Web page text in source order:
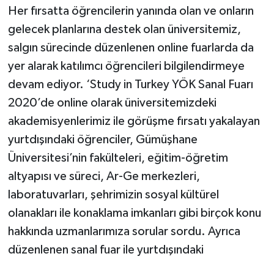
Her fırsatta öğrencilerin yanında olan ve onların
gelecek planlarına destek olan üniversitemiz,
salgın sürecinde düzenlenen online fuarlarda da
yer alarak katılımcı öğrencileri bilgilendirmeye
devam ediyor. ‘Study in Turkey YÖK Sanal Fuarı
2020’de online olarak üniversitemizdeki
akademisyenlerimiz ile görüşme fırsatı yakalayan
yurtdışındaki öğrenciler, Gümüşhane
Üniversitesi’nin fakülteleri, eğitim-öğretim
altyapısı ve süreci, Ar-Ge merkezleri,
laboratuvarları, şehrimizin sosyal kültürel
olanakları ile konaklama imkanları gibi birçok konu
hakkında uzmanlarımıza sorular sordu. Ayrıca
düzenlenen sanal fuar ile yurtdışındaki